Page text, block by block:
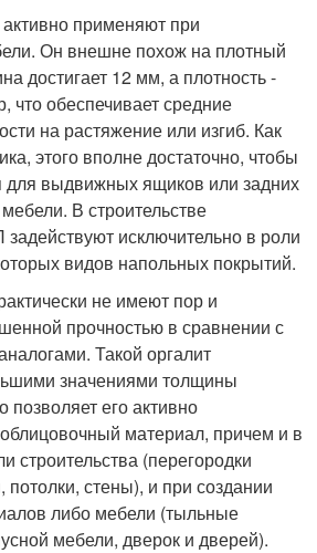
применяют при
Он внешне похож на плотный
достигает 12 мм, а плотность -
что обеспечивает средние
на растяжение или изгиб. Как
этого вполне достаточно, чтобы
для выдвижных ящиков или задних
В строительстве
исключительно в роли
видов напольных покрытий.
не имеют пор и
прочностью в сравнении с
Такой оргалит
значениями толщины
его активно
облицовочный материал, причем и в
строительства (перегородки
стены), и при создании
либо мебели (тыльные
мебели, дверок и дверей).